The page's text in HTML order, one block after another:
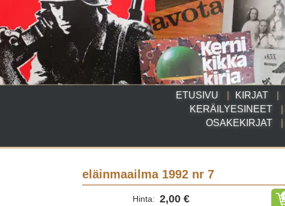
ETUSIVU KIRJAT
KERÄILYESINEET
OSAKEKIRJAT
eläinmaailma 1992 nr 7
Hinta: 2,00 €